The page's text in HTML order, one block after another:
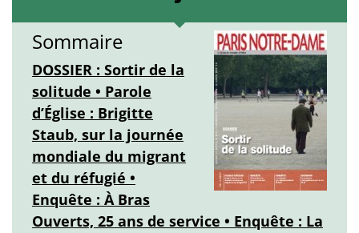
Sommaire
DOSSIER : Sortir de la
solitude • Parole
d’Église : Brigitte
Staub, sur la journée
mondiale du migrant
et du réfugié •
Enquête : À Bras
Ouverts, 25 ans de service • Enquête : La